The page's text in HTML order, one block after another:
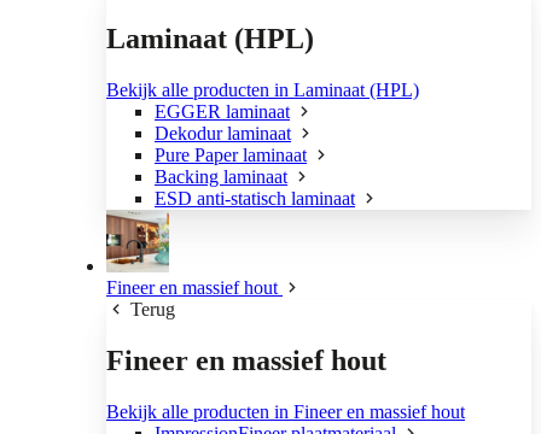
Laminaat (HPL)
Bekijk alle producten in Laminaat (HPL)
EGGER laminaat
Dekodur laminaat
Pure Paper laminaat
Backing laminaat
ESD anti-statisch laminaat
Fineer en massief hout
Terug
Fineer en massief hout
Bekijk alle producten in Fineer en massief hout